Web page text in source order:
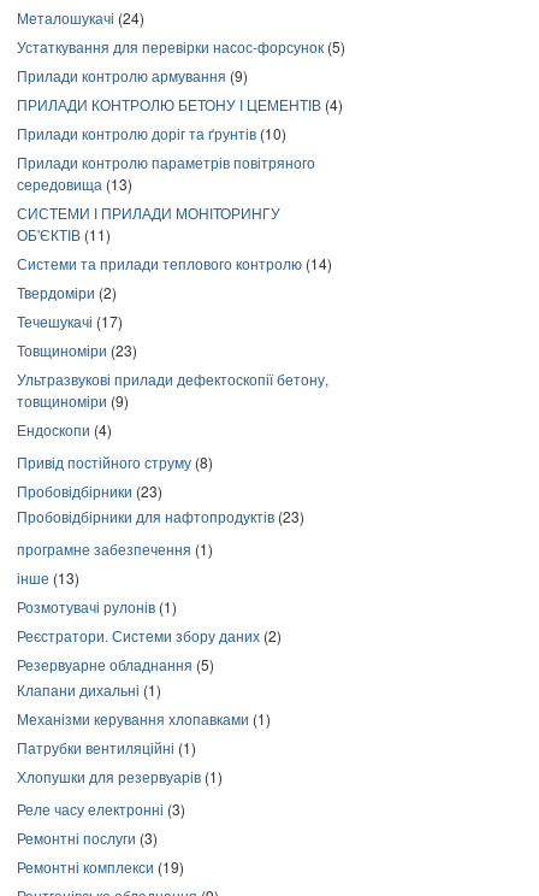
Металошукачі (24)
Устаткування для перевірки насос-форсунок (5)
Прилади контролю армування (9)
ПРИЛАДИ КОНТРОЛЮ БЕТОНУ І ЦЕМЕНТІВ (4)
Прилади контролю доріг та ґрунтів (10)
Прилади контролю параметрів повітряного
середовища (13)
СИСТЕМИ І ПРИЛАДИ МОНІТОРИНГУ
ОБ'ЄКТІВ (11)
Системи та прилади теплового контролю (14)
Твердоміри (2)
Течешукачі (17)
Товщиноміри (23)
Ультразвукові прилади дефектоскопії бетону,
товщиноміри (9)
Ендоскопи (4)
Привід постійного струму (8)
Пробовідбірники (23)
Пробовідбірники для нафтопродуктів (23)
програмне забезпечення (1)
інше (13)
Розмотувачі рулонів (1)
Реєстратори. Системи збору даних (2)
Резервуарне обладнання (5)
Клапани дихальні (1)
Механізми керування хлопавками (1)
Патрубки вентиляційні (1)
Хлопушки для резервуарів (1)
Реле часу електронні (3)
Ремонтні послуги (3)
Ремонтні комплекси (19)